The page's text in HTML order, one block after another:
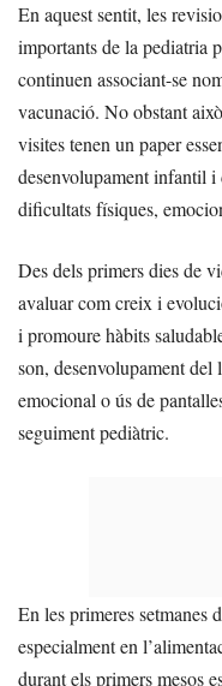
En aquest sentit, les
importants de la pediatria
continuen associant-se
vacunació. No obstant
visites tenen un paper
desenvolupament infantil i
dificultats físiques,
Des dels primers dies de
avaluar com creix i
i promoure hàbits
son, desenvolupament del
emocional o ús de
seguiment pediàtric.
En les primeres setmanes
especialment en
durant els primers mesos